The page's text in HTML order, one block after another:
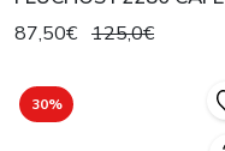
87,50€ 125,0€
30%